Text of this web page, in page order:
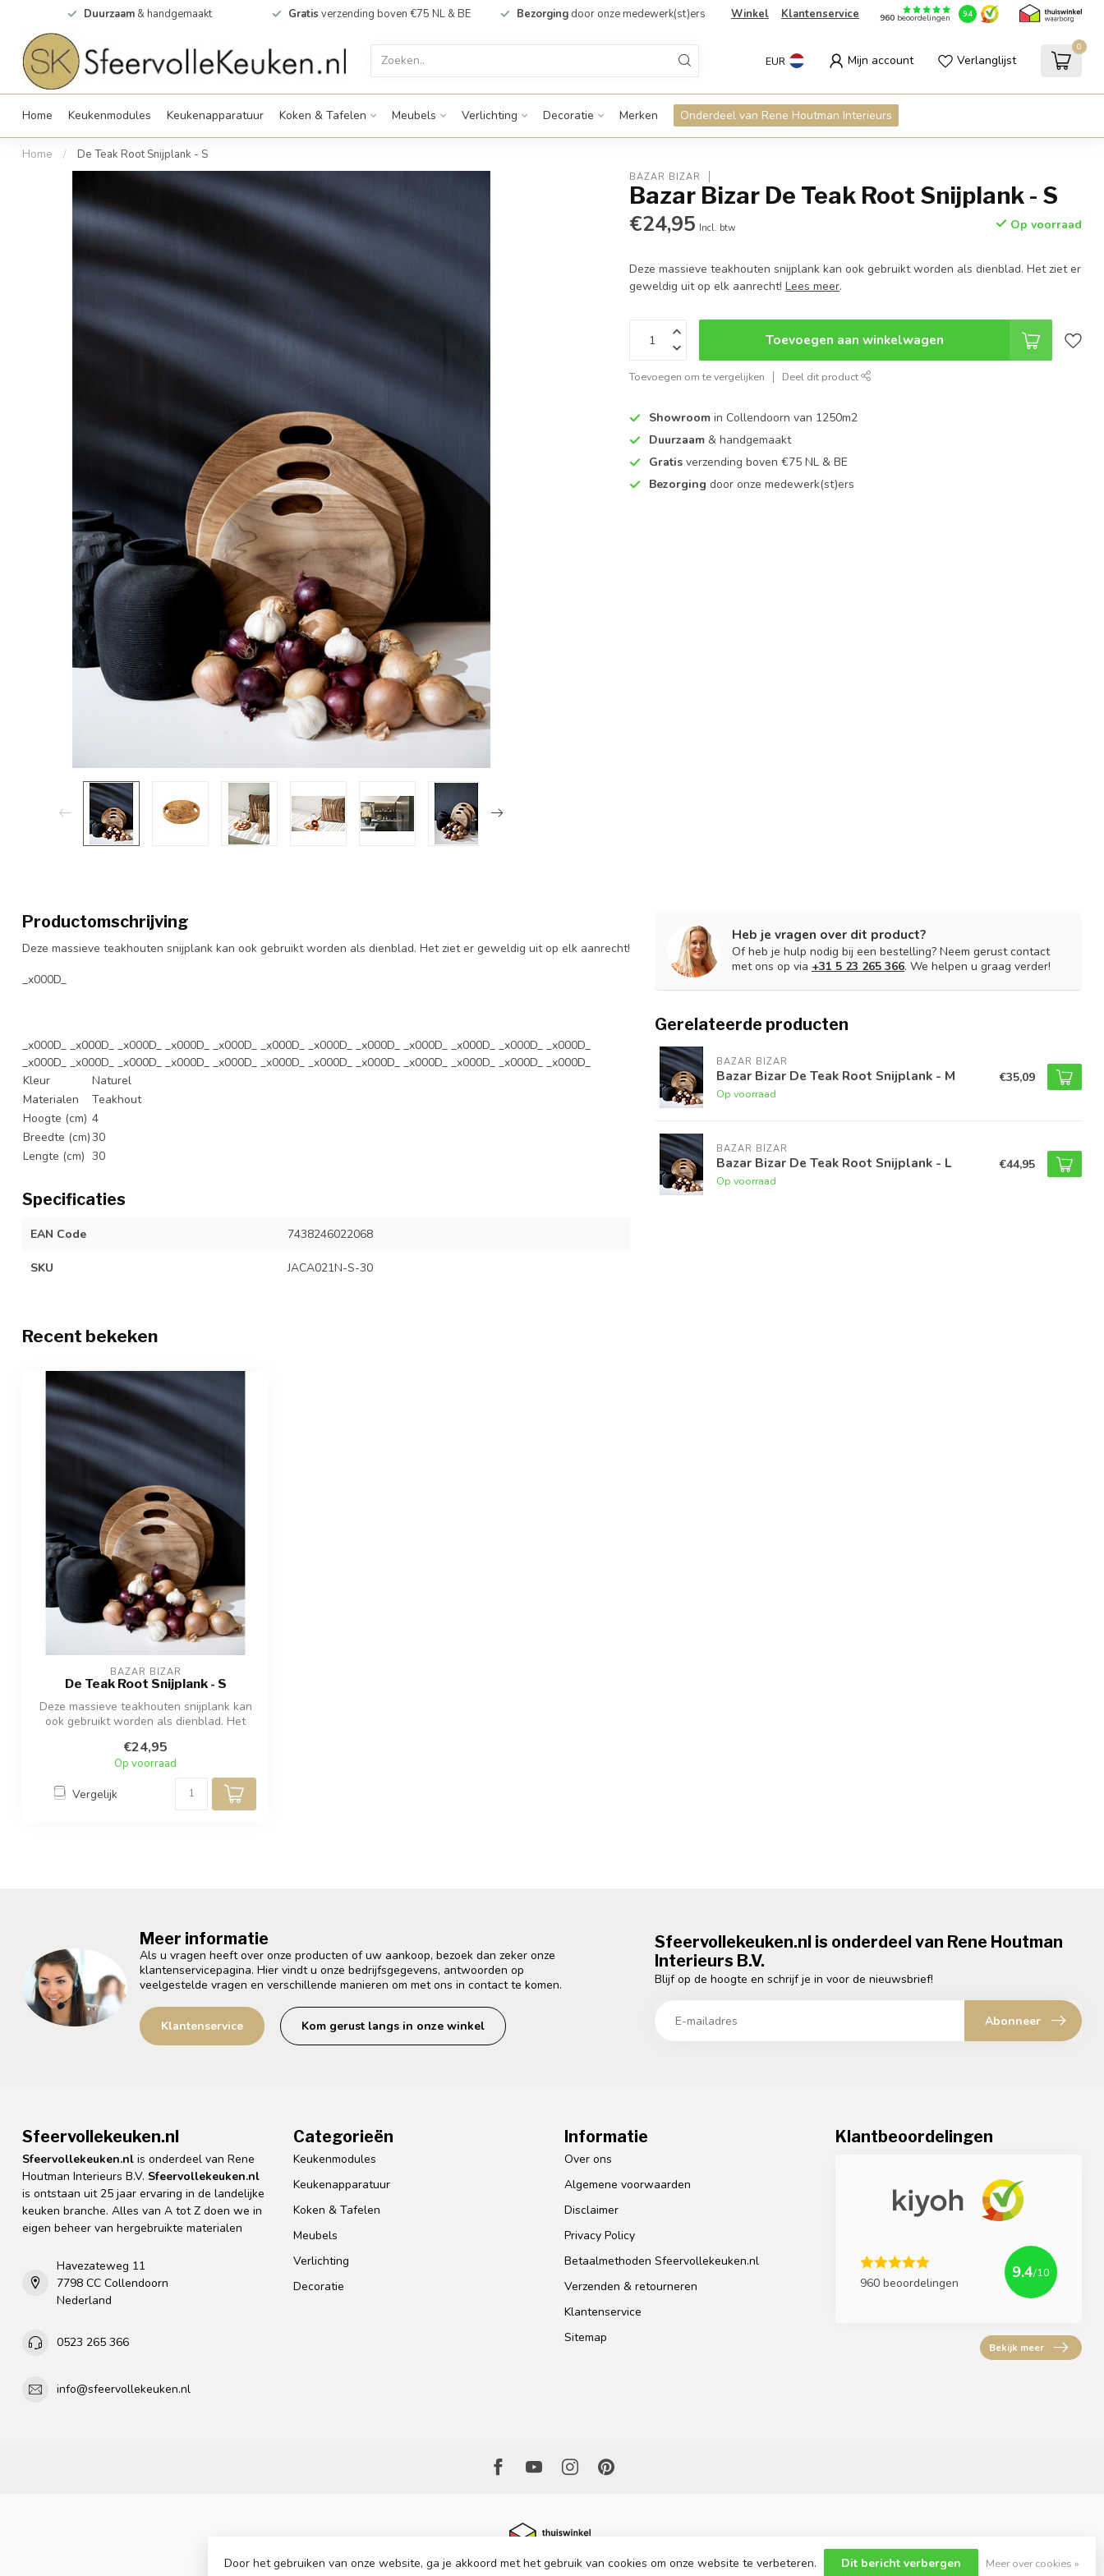
Duurzaam & handgemaakt Gratis verzending boven €75 NL & BE Bezorging door onze medewerk(st)ers Winkel Klantenservice 960beoordelingen 9.4
EUR Mijn account Verlanglijst
0
Home Keukenmodules Keukenapparatuur Koken & Tafelen Meubels Verlichting Decoratie Merken Onderdeel van Rene Houtman Interieurs
Home / De Teak Root Snijplank - S
BAZAR BIZAR
Bazar Bizar De Teak Root Snijplank - S
€24,95 Incl. btw Op voorraad
Deze massieve teakhouten snijplank kan ook gebruikt worden als dienblad. Het ziet er
geweldig uit op elk aanrecht!Lees meer.
Toevoegen aan winkelwagen
Toevoegen om te vergelijken Deel dit product
Showroom in Collendoorn van 1250m2
Duurzaam & handgemaakt
Gratis verzending boven €75 NL & BE
Bezorging door onze medewerk(st)ers
Productomschrijving
Deze massieve teakhouten snijplank kan ook gebruikt worden als dienblad. Het ziet er geweldig uit op elk aanrecht!
_x000D_
_x000D_ _x000D_ _x000D_ _x000D_ _x000D_ _x000D_ _x000D_ _x000D_ _x000D_ _x000D_ _x000D_ _x000D_
_x000D_ _x000D_ _x000D_ _x000D_ _x000D_ _x000D_ _x000D_ _x000D_ _x000D_ _x000D_ _x000D_ _x000D_
Kleur
Naturel
Materialen
Teakhout
Hoogte (cm) 4
Breedte (cm)30
Lengte (cm) 30
Specificaties
EAN Code 7438246022068
SKU JACA021N-S-30
Heb je vragen over dit product?
Of heb je hulp nodig bij een bestelling? Neem gerust contact
met ons op via +31 5 23 265 366. We helpen u graag verder!
Gerelateerde producten
BAZAR BIZAR
Bazar Bizar De Teak Root Snijplank - M
Op voorraad
€35,09
BAZAR BIZAR
Bazar Bizar De Teak Root Snijplank - L
Op voorraad
€44,95
Recent bekeken
BAZAR BIZAR
De Teak Root Snijplank - S
Deze massieve teakhouten snijplank kan
ook gebruikt worden als dienblad. Het
€24,95
Op voorraad
Vergelijk
Meer informatie
Als u vragen heeft over onze producten of uw aankoop, bezoek dan zeker onze
klantenservicepagina. Hier vindt u onze bedrijfsgegevens, antwoorden op
veelgestelde vragen en verschillende manieren om met ons in contact te komen.
Klantenservice Kom gerust langs in onze winkel
Sfeervollekeuken.nl is onderdeel van Rene Houtman
Interieurs B.V.
Blijf op de hoogte en schrijf je in voor de nieuwsbrief!
Abonneer
Sfeervollekeuken.nl
Sfeervollekeuken.nl is onderdeel van Rene
Houtman Interieurs B.V. Sfeervollekeuken.nl
is ontstaan uit 25 jaar ervaring in de landelijke
keuken branche. Alles van A tot Z doen we in
eigen beheer van hergebruikte materialen
Havezateweg 11
7798 CC Collendoorn
Nederland
0523 265 366
info@sfeervollekeuken.nl
Categorieën
Keukenmodules
Keukenapparatuur
Koken & Tafelen
Meubels
Verlichting
Decoratie
Informatie
Over ons
Algemene voorwaarden
Disclaimer
Privacy Policy
Betaalmethoden Sfeervollekeuken.nl
Verzenden & retourneren
Klantenservice
Sitemap
Klantbeoordelingen
960 beoordelingen
9.4/10
Bekijk meer
© Copyright 2026 Sfeervollekeuken.nl- Powered byLightspeed-Lightspeed designbyDyvelopment
Door het gebruiken van onze website, ga je akkoord met het gebruik van cookies om onze website te verbeteren. Dit bericht verbergen Meer over cookies »